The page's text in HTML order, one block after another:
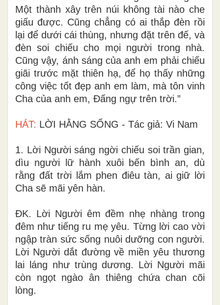
Một thành xây trên núi không tài nào che
giấu được. Cũng chẳng có ai thắp đèn rồi
lại để dưới cái thùng, nhưng đặt trên đế, và
đèn soi chiếu cho mọi người trong nhà.
Cũng vậy, ánh sáng của anh em phải chiếu
giãi trước mặt thiên hạ, để họ thấy những
công việc tốt đẹp anh em làm, mà tôn vinh
Cha của anh em, Đấng ngự trên trời.”
HÁT: LỜI HẰNG SỐNG - Tác giả: Vi Nam
1. Lời Người sáng ngời chiếu soi trần gian,
dìu người lữ hành xuôi bến bình an, dù
rằng đất trời lắm phen điêu tàn, ai giữ lời
Cha sẽ mãi yên hàn.
ĐK. Lời Người êm đềm nhẹ nhàng trong
đêm như tiếng ru mẹ yêu. Từng lời cao vời
ngập tràn sức sống nuôi dưỡng con người.
Lời Người dắt đường về miền yêu thương
lai láng như trùng dương. Lời Người mãi
còn ngọt ngào ân thiêng chứa chan cõi
lòng.